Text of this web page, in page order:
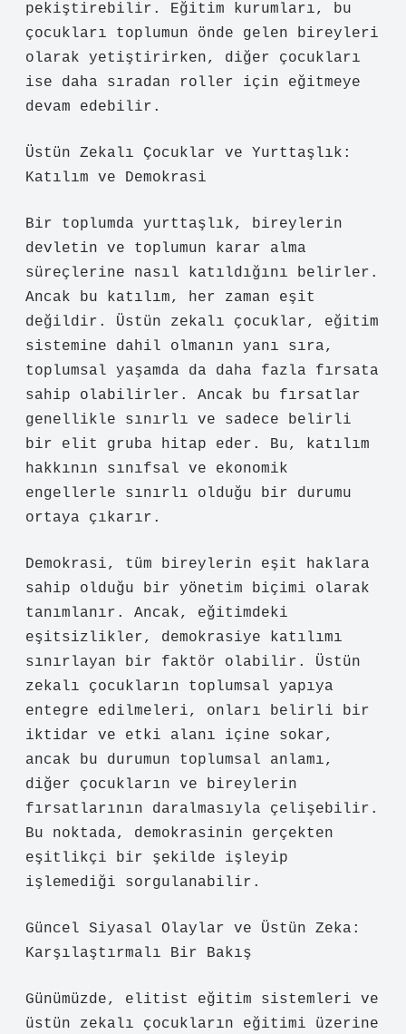
pekiştirebilir. Eğitim kurumları, bu
çocukları toplumun önde gelen bireyleri
olarak yetiştirirken, diğer çocukları
ise daha sıradan roller için eğitmeye
devam edebilir.
Üstün Zekalı Çocuklar ve Yurttaşlık:
Katılım ve Demokrasi
Bir toplumda yurttaşlık, bireylerin
devletin ve toplumun karar alma
süreçlerine nasıl katıldığını belirler.
Ancak bu katılım, her zaman eşit
değildir. Üstün zekalı çocuklar, eğitim
sistemine dahil olmanın yanı sıra,
toplumsal yaşamda da daha fazla fırsata
sahip olabilirler. Ancak bu fırsatlar
genellikle sınırlı ve sadece belirli
bir elit gruba hitap eder. Bu, katılım
hakkının sınıfsal ve ekonomik
engellerle sınırlı olduğu bir durumu
ortaya çıkarır.
Demokrasi, tüm bireylerin eşit haklara
sahip olduğu bir yönetim biçimi olarak
tanımlanır. Ancak, eğitimdeki
eşitsizlikler, demokrasiye katılımı
sınırlayan bir faktör olabilir. Üstün
zekalı çocukların toplumsal yapıya
entegre edilmeleri, onları belirli bir
iktidar ve etki alanı içine sokar,
ancak bu durumun toplumsal anlamı,
diğer çocukların ve bireylerin
fırsatlarının daralmasıyla çelişebilir.
Bu noktada, demokrasinin gerçekten
eşitlikçi bir şekilde işleyip
işlemediği sorgulanabilir.
Güncel Siyasal Olaylar ve Üstün Zeka:
Karşılaştırmalı Bir Bakış
Günümüzde, elitist eğitim sistemleri ve
üstün zekalı çocukların eğitimi üzerine